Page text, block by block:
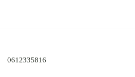
0612335816